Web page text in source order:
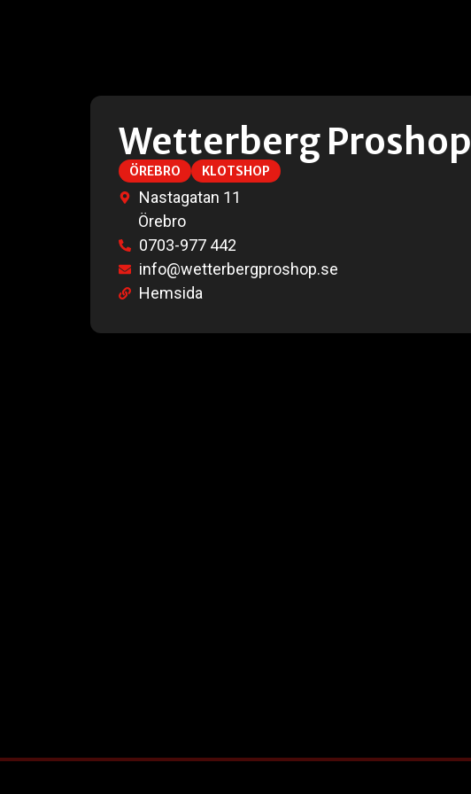
Wetterberg Proshop
ÖREBRO KLOTSHOP
Nastagatan 11
Örebro
0703-977 442
info@wetterbergproshop.se
Hemsida